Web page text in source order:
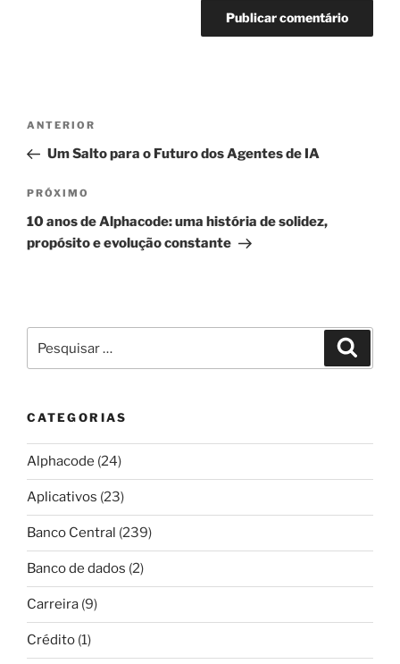
Navegação
Post
Post
anterior
ANTERIOR
Um Salto para o Futuro dos Agentes de IA
Próximo
post
PRÓXIMO
10 anos de Alphacode: uma história de solidez,
propósito e evolução constante
por:
CATEGORIAS
Alphacode (24)
Aplicativos (23)
Banco Central (239)
Banco de dados (2)
Carreira (9)
Crédito (1)